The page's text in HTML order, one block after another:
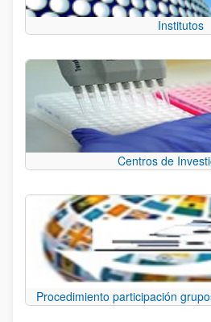
Institutos
Centros de
Procedimiento participación